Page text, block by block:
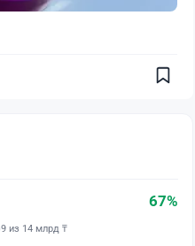
67%
9 из 14 млрд ₸